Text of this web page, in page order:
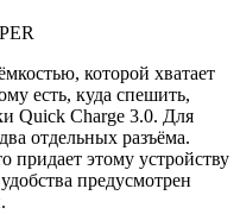
которой хватает
есть, куда спешить,
Quick Charge 3.0. Для
отдельных разъёма.
этому устройству
предусмотрен